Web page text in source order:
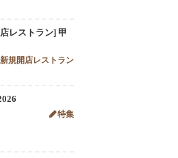
レストラン] 甲
新規開店レストラン
特集